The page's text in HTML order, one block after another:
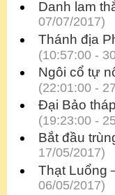
Danh lam
07/07/2017)
Thánh địa
(10:57:00 -
Ngôi cổ tự
(22:01:00 -
Đại Bảo
(19:23:00 -
Bắt đầu
17/05/2017)
Thạt Luổng
06/05/2017)